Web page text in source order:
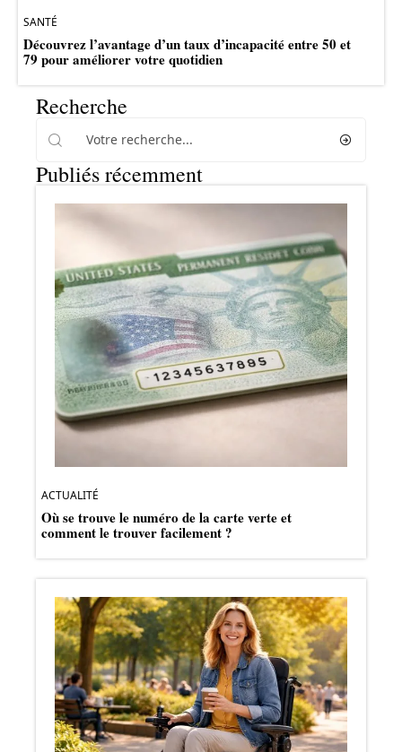
SANTÉ
Découvrez l’avantage d’un taux d’incapacité entre 50 et
79 pour améliorer votre quotidien
Recherche
Publiés récemment
ACTUALITÉ
Où se trouve le numéro de la carte verte et
comment le trouver facilement ?